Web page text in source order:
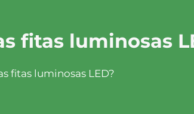
fitas luminosas
fitas luminosas LED?